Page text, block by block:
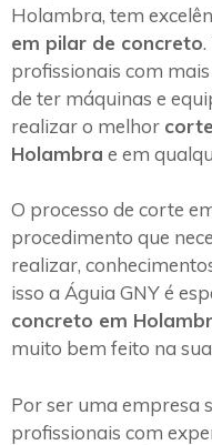
Holambra, tem
em pilar de concreto
profissionais com
de ter máquinas e
realizar o melhor
Holambra e em
O processo de corte
procedimento que
realizar,
isso a Águia GNY é
concreto em
muito bem feito na sua
Por ser uma empresa
profissionais com